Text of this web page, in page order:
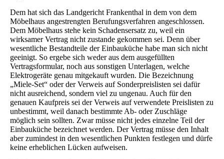
Dem hat sich das Landgericht Frankenthal in dem von dem
Möbelhaus angestrengten Berufungsverfahren angeschlossen.
Dem Möbelhaus stehe kein Schadensersatz zu, weil ein
wirksamer Vertrag nicht zustande gekommen sei. Denn über
wesentliche Bestandteile der Einbauküche habe man sich nicht
geeinigt. So ergebe sich weder aus dem ausgefüllten
Vertragsformular, noch aus sonstigen Unterlagen, welche
Elektrogeräte genau mitgekauft wurden. Die Bezeichnung
„Miele-Set“ oder der Verweis auf Sonderpreislisten sei dafür
nicht ausreichend, sondern viel zu ungenau. Auch für den
genauen Kaufpreis sei der Verweis auf verwendete Preislisten zu
unbestimmt, weil danach bestimmte Ab- oder Zuschläge
möglich sein sollten. Zwar müsse nicht jedes einzelne Teil der
Einbauküche bezeichnet werden. Der Vertrag müsse den Inhalt
aber zumindest in den wesentlichen Punkten festlegen und dürfe
keine erheblichen Lücken aufweisen.